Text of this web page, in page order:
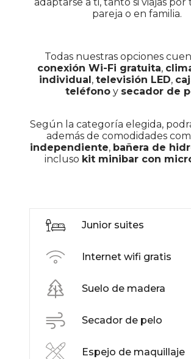
adaptarse a ti, tanto si viajas por
pareja o en familia.
Todas nuestras opciones
conexión Wi-Fi gratuita,
individual , televisión LED,
teléfonoy secador de
Según la categoría elegida,
además de comodidades
independiente, bañera de
incluso kit minibar con
Junior suites
Internet wifi gratis
Suelo de madera
Secador de pelo
Espejo de maquillaje